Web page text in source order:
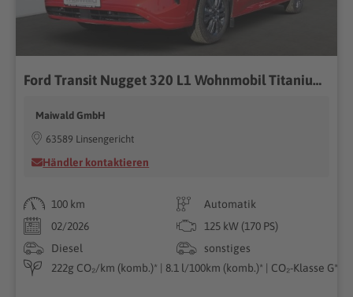
Ford Transit Nugget 320 L1 Wohnmobil Titanium Aufstelldach FWD 2.0 EcoBlue EU6d
Maiwald GmbH
63589 Linsengericht
Händler kontaktieren
100 km
Automatik
02/2026
125 kW (170 PS)
Diesel
sonstiges
222g CO₂/km (komb.)* | 8.1 l/100km (komb.)* | CO₂-Klasse G*